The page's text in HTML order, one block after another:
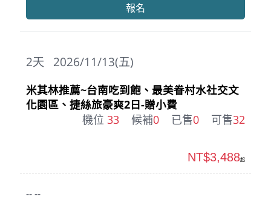
報名
2026/11/13(五)
2天
米其林推薦~台南吃到飽、最美眷村水社交文
化園區、捷絲旅豪爽2日-贈小費
機位 33 候補0 已售0 可售32
-- --
NT$3,488起